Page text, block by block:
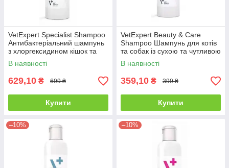
VetExpert Specialist Shampoo
Антибактеріальний шампунь
з хлоргексидином кішок та
собак - 250 мл
В наявності
629,10 ₴ 699 ₴
Купити
VetExpert Beauty & Care
Shampoo Шампунь для котів
та собак із сухою та чутливою
шкірою - 250 мл
В наявності
359,10 ₴ 399 ₴
Купити
–10% –10%